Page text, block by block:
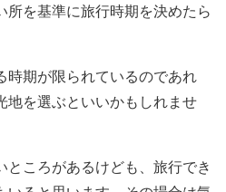
所を基準に旅行時期を決めたら
時期が限られているのであれ
地を選ぶといいかもしれませ
ところがあるけども、旅行でき